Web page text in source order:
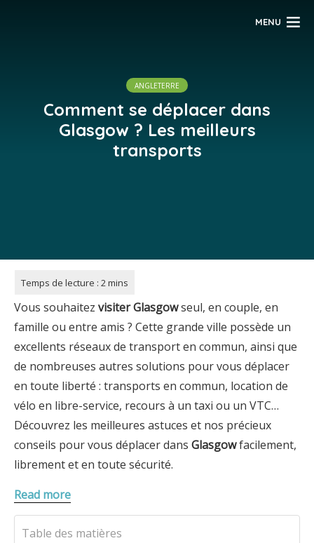
MENU
ANGLETERRE
Comment se déplacer dans
Glasgow ? Les meilleurs
transports
Vous souhaitez visiterGlasgowseul, en couple, en
famille ou entre amis ? Cette grande ville possède un
excellents réseaux de transport en commun, ainsi que
de nombreuses autres solutions pour vous déplacer
en toute liberté : transports en commun, location de
vélo en libre-service, recours à un taxi ou un VTC…
Découvrez les meilleures astuces et nos précieux
conseils pour vous déplacer dans Glasgowfacilement,
librement et en toute sécurité.
Read more
Table des matières